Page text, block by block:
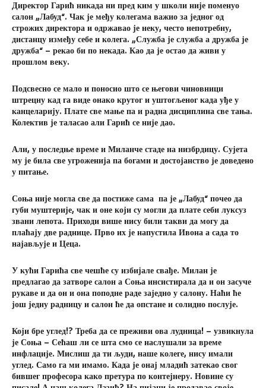
Директор Гарић никада ни пред ким у школи није поменуо
салон „Лабуд“. Чак је међу колегама важио за једног од
строжих директора и одржавао је неку, често непотребну,
дистанцу између себе и колега. „Служба је служба а дружба је
дружба“ – рекао би по некада. Као да је остао да живи у
прошлом веку.
Подсвесно се мало и поносио што се његови чиновници
штрецну кад га виде онако крутог и уштогљеног када уђе у
канцеларију. Плате све мање па и радна дисциплина све тања.
Колектив је таласао али Гарић се није дао.
Али, у последње време и Миланче стаде на низбрдицу. Сујета
му је била све угроженија па богами и достојанство је доведено
у питање.
Соња није могла све да постиже сама па је „Лабуд“ почео да
губи муштерије, чак и оне који су могли да плате себи луксуз
звани лепота. Приходи више нису били такви да могу да
плаћају две раднице. Прво их је напустила Ивона а сада то
најављује и Цеца.
У кући Гарића све чешће су избијале свађе. Милан је
предлагао да затворе салон а Соња инсистирала да и он засуче
рукаве и да он и она поподне раде заједно у салону. Наћи ће
још једну радницу и салон ће да опстане и солидно послује.
Који бре углед!? Треба да се преживи ова лудница! – узвикнула
је Соња – Сећаш ли се шта смо се наслушали за време
инфлације. Мислиш да ти људи, наше колеге, нису имали
углед. Само га ми имамо. Када је онај младић затекао свог
бившег професора како претура по контејнеру. Новине су